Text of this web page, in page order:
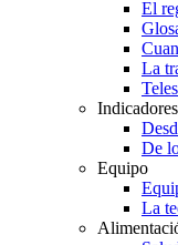
El
La
De
Equipo
La